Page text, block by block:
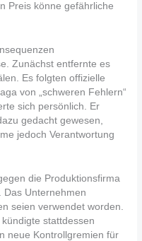
Preis könne gefährliche
Zunächst entfernte es
Es folgten offizielle
von „schweren Fehlern“
sich persönlich. Er
gedacht gewesen,
jedoch Verantwortung
die Produktionsfirma
Das Unternehmen
seien verwendet worden.
stattdessen
neue Kontrollgremien für